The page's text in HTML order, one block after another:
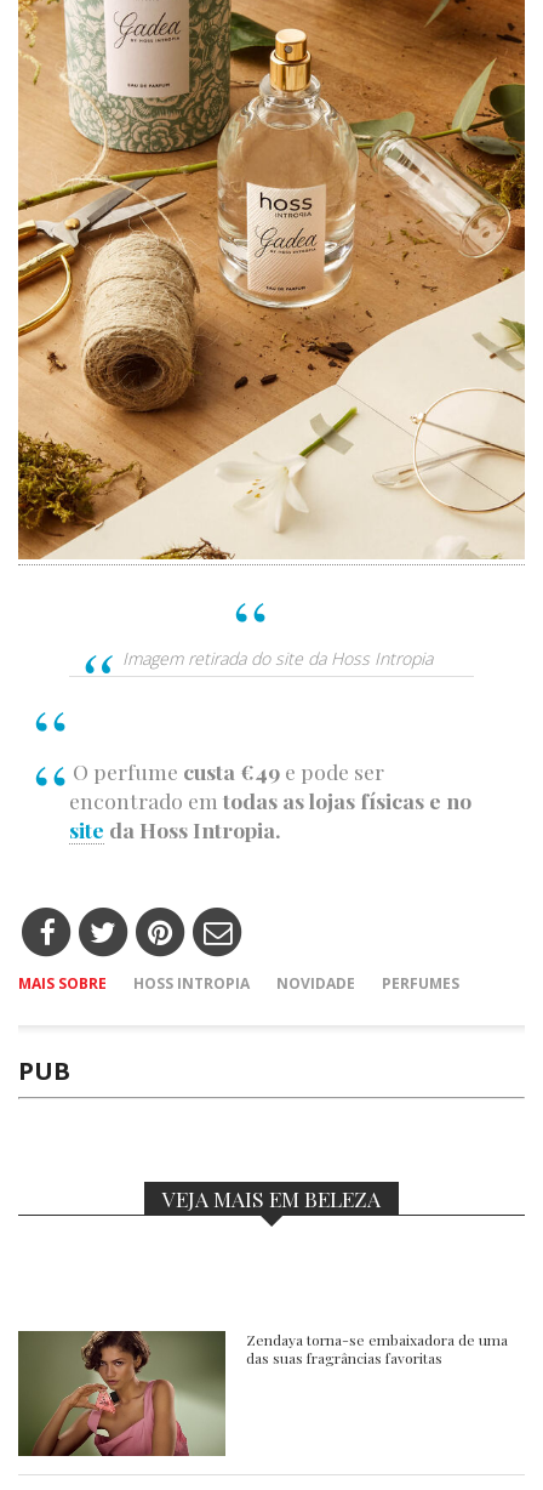
Imagem retirada do site da Hoss Intropia
O perfume custa €49e pode ser
encontrado em todas as lojas físicas e no
site da Hoss Intropia.
MAIS SOBRE HOSS INTROPIA NOVIDADE PERFUMES
PUB
VEJA MAIS EM BELEZA
Zendaya torna-se embaixadora de uma
das suas fragrâncias favoritas